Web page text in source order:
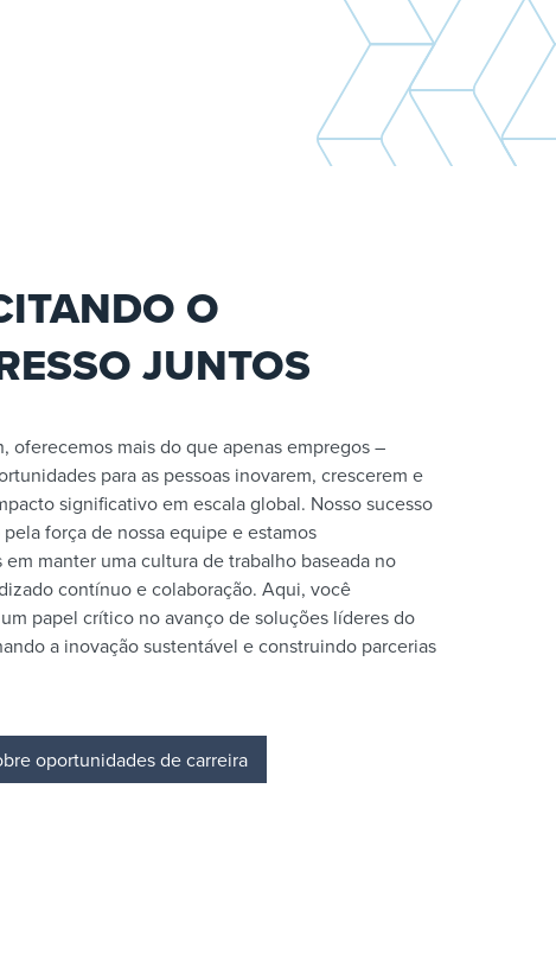
O
JUNTOS
oferecemos mais do que apenas empregos –
para as pessoas inovarem, crescerem e
significativo em escala global. Nosso sucesso
força de nossa equipe e estamos
manter uma cultura de trabalho baseada no
contínuo e colaboração. Aqui, você
papel crítico no avanço de soluções líderes do
a inovação sustentável e construindo parcerias
oportunidades de carreira